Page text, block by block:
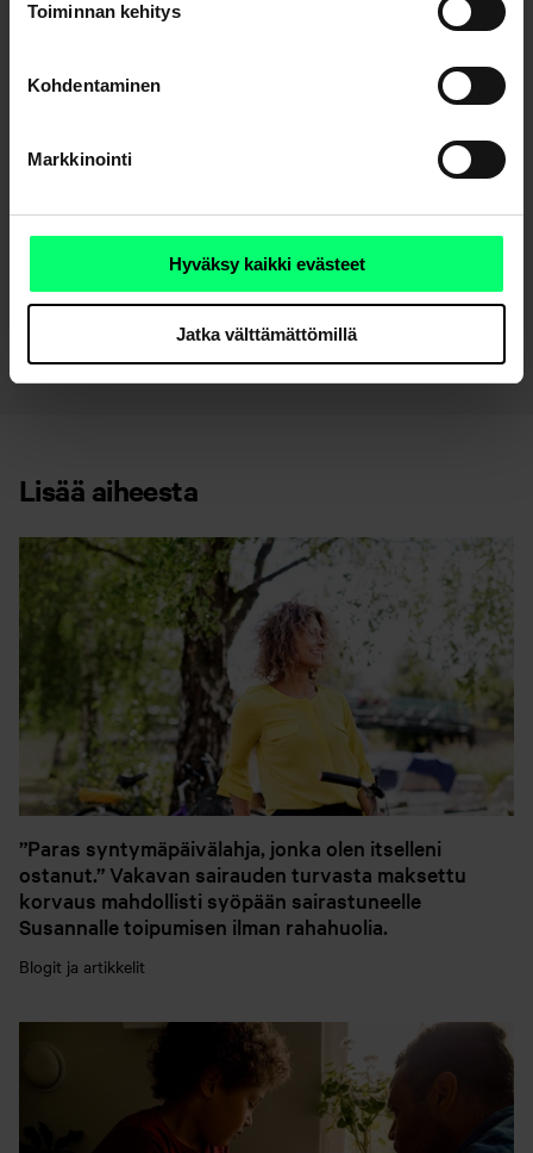
Toiminnan kehitys
Kohdentaminen
Markkinointi
Hyväksy kaikki evästeet
Jatka välttämättömillä
Apua hoitokuluihin, jos sairastut vakavasti
selviämään taloudellisesti, jos vakava sairaus muuttaa
Lue lisää vakavan sairauden turvasta
Lisää aiheesta
”Paras syntymäpäivälahja, jonka olen itselleni
ostanut.” Vakavan sairauden turvasta maksettu
korvaus mahdollisti syöpään sairastuneelle
Susannalle toipumisen ilman rahahuolia.
Blogit ja artikkelit